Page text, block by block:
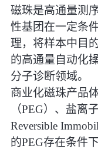
磁珠是高通量测
性基团在一定条
理，将样本中目
的高通量自动化
分子诊断领域。
商业化磁珠产品
（PEG）、盐离
Reversible
的PEG存在条件